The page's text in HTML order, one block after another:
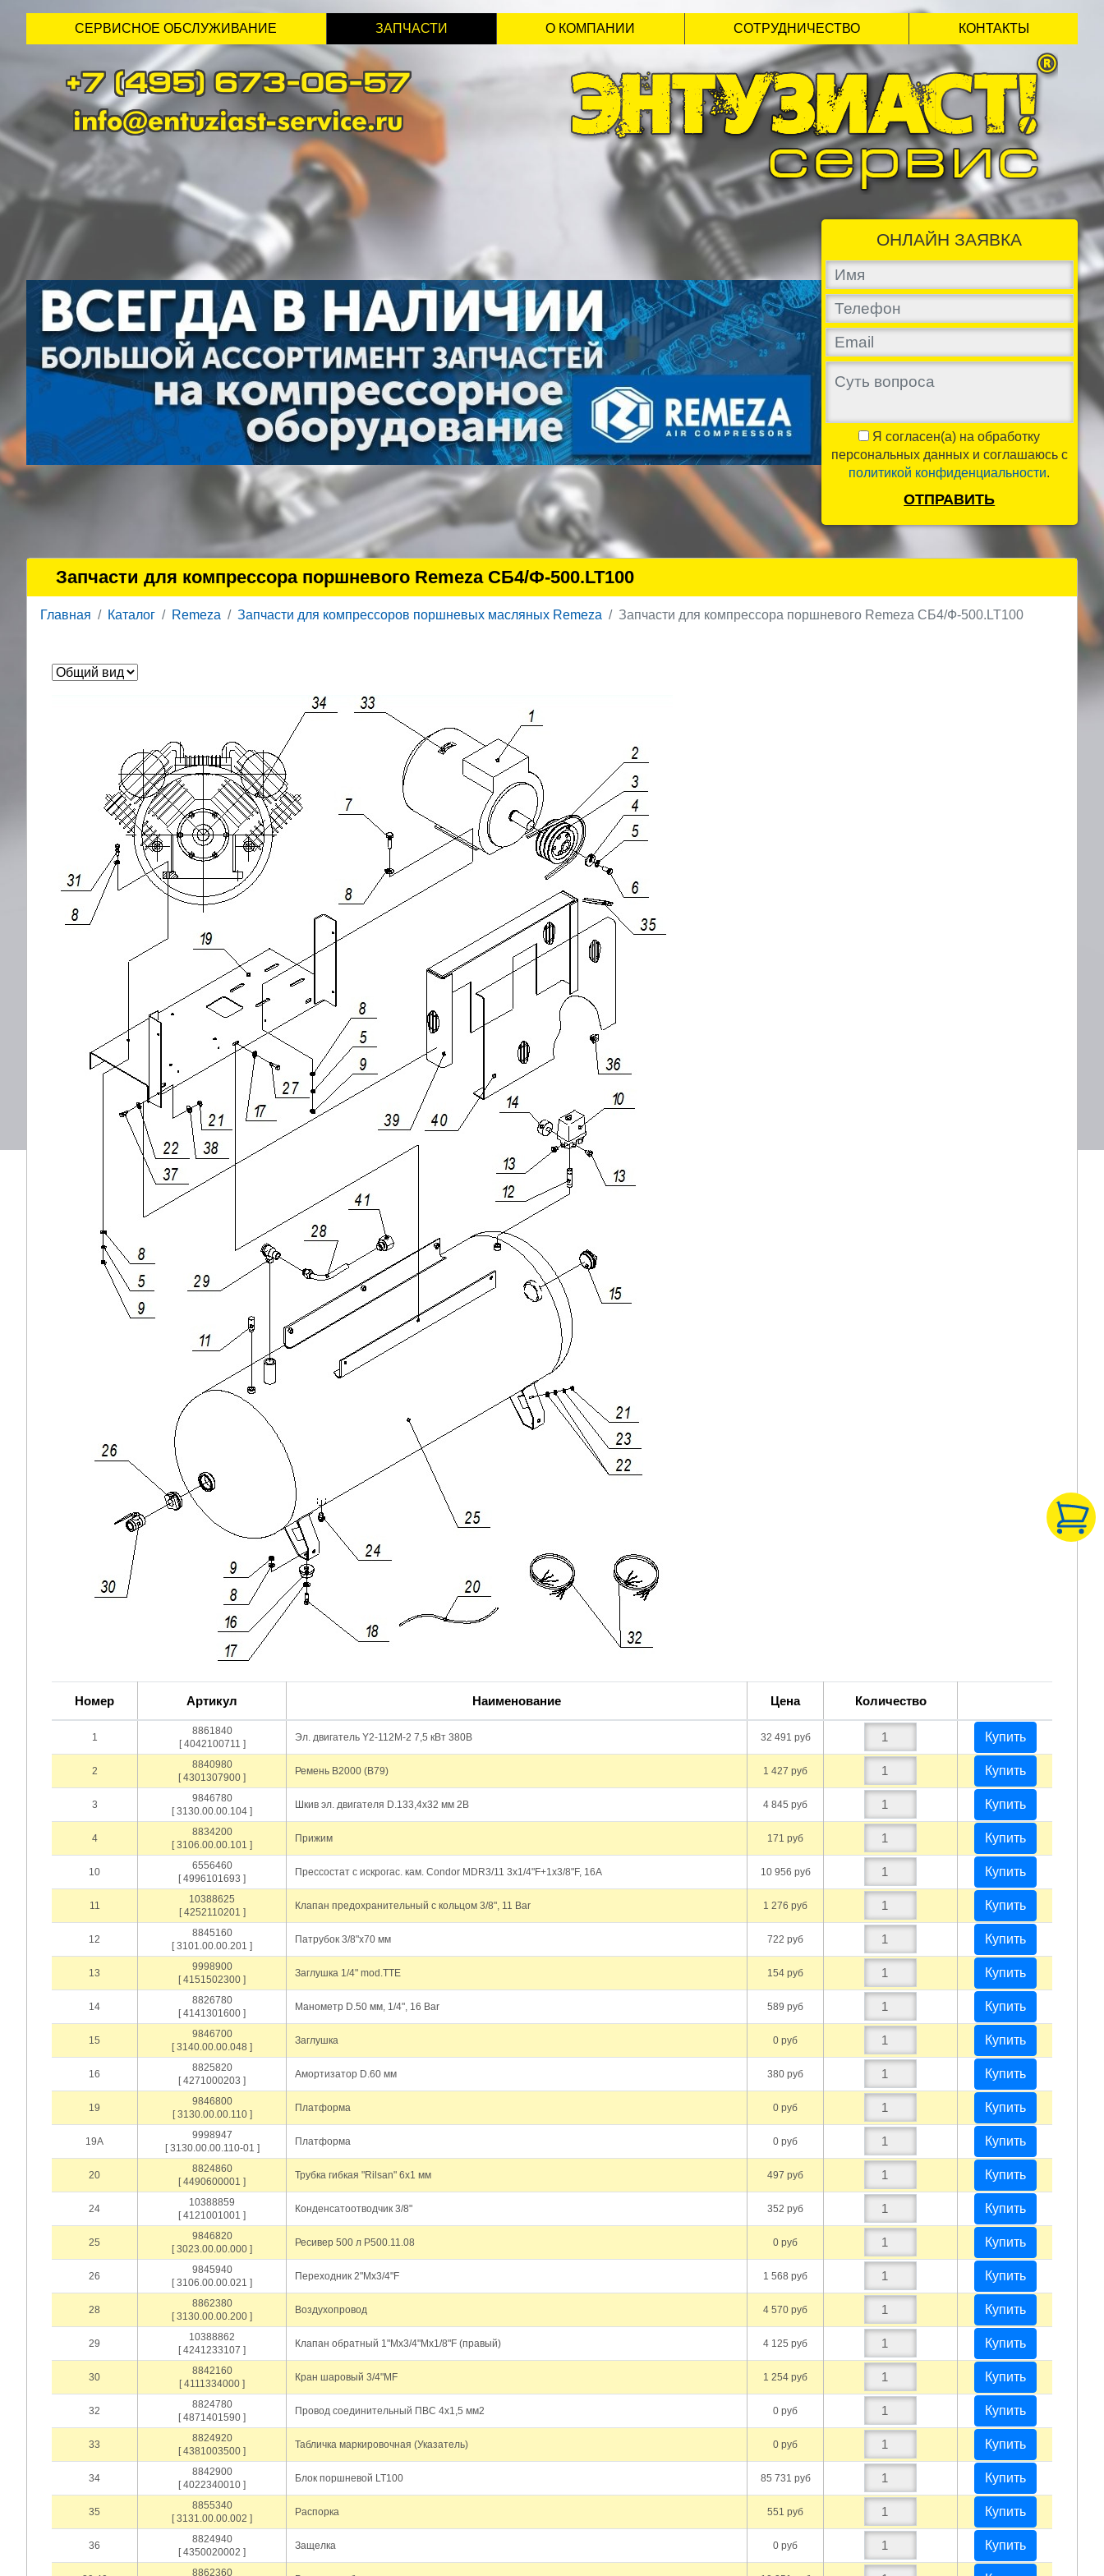
СЕРВИСНОЕ ОБСЛУЖИВАНИЕ ЗАПЧАСТИ О КОМПАНИИ СОТРУДНИЧЕСТВО КОНТАКТЫ
+7 (495) 673-06-57
info@entuziast-service.ru
ОНЛАЙН ЗАЯВКА
Я согласен(а) на обработку
персональных данных и соглашаюсь с
политикой конфиденциальности.
ОТПРАВИТЬ
Запчасти для компрессора поршневого Remeza СБ4/Ф-500.LT100
Главная Каталог Remeza Запчасти для компрессоров поршневых масляных Remeza Запчасти для компрессора поршневого Remeza СБ4/Ф-500.LT100
Номер Артикул Наименование Цена Количество
1
8861840
[ 4042100711 ]
Эл. двигатель Y2-112M-2 7,5 кВт 380В 32 491 руб Купить
2
8840980
[ 4301307900 ]
Ремень В2000 (B79) 1 427 руб Купить
3
9846780
[ 3130.00.00.104 ]
Шкив эл. двигателя D.133,4х32 мм 2B 4 845 руб Купить
4
8834200
[ 3106.00.00.101 ]
Прижим 171 руб Купить
10
6556460
[ 4996101693 ]
Прессостат с искрогас. кам. Condor MDR3/11 3х1/4"F+1х3/8"F, 16А 10 956 руб Купить
11
10388625
[ 4252110201 ]
Клапан предохранительный с кольцом 3/8", 11 Bar 1 276 руб Купить
12
8845160
[ 3101.00.00.201 ]
Патрубок 3/8"х70 мм 722 руб Купить
13
9998900
[ 4151502300 ]
Заглушка 1/4" mod.TTE 154 руб Купить
14
8826780
[ 4141301600 ]
Манометр D.50 мм, 1/4", 16 Bar 589 руб Купить
15
9846700
[ 3140.00.00.048 ]
Заглушка 0 руб Купить
16
8825820
[ 4271000203 ]
Амортизатор D.60 мм 380 руб Купить
19
9846800
[ 3130.00.00.110 ]
Платформа 0 руб Купить
19A
9998947
[ 3130.00.00.110-01 ]
Платформа 0 руб Купить
20
8824860
[ 4490600001 ]
Трубка гибкая "Rilsan" 6х1 мм 497 руб Купить
24
10388859
[ 4121001001 ]
Конденсатоотводчик 3/8" 352 руб Купить
25
9846820
[ 3023.00.00.000 ]
Ресивер 500 л Р500.11.08 0 руб Купить
26
9845940
[ 3106.00.00.021 ]
Переходник 2"Mх3/4"F 1 568 руб Купить
28
8862380
[ 3130.00.00.200 ]
Воздухопровод 4 570 руб Купить
29
10388862
[ 4241233107 ]
Клапан обратный 1"Mх3/4"Mх1/8"F (правый) 4 125 руб Купить
30
8842160
[ 4111334000 ]
Кран шаровый 3/4"MF 1 254 руб Купить
32
8824780
[ 4871401590 ]
Провод соединительный ПВС 4х1,5 мм2 0 руб Купить
33
8824920
[ 4381003500 ]
Табличка маркировочная (Указатель) 0 руб Купить
34
8842900
[ 4022340010 ]
Блок поршневой LT100 85 731 руб Купить
35
8855340
[ 3131.00.00.002 ]
Распорка 551 руб Купить
36
8824940
[ 4350020002 ]
Защелка 0 руб Купить
8862360